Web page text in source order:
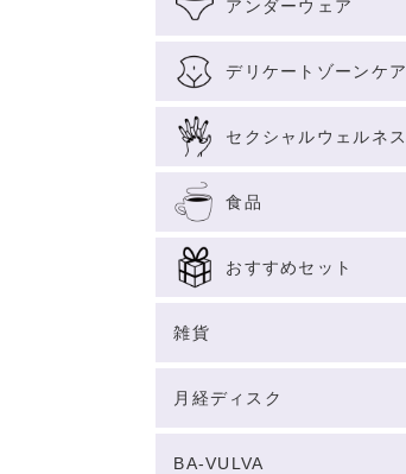
アンダーウェア
デリケートゾーンケア
セクシャルウェルネス
食品
おすすめセット
雑貨
月経ディスク
BA-VULVA